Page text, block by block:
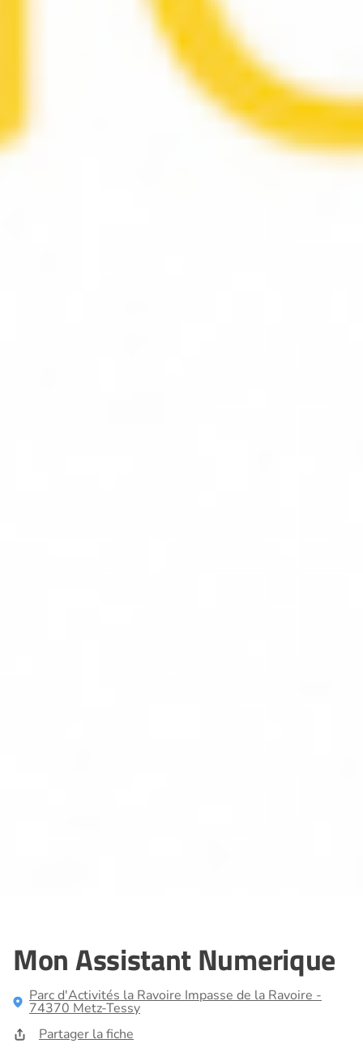
Mon Assistant Numerique
Parc d'Activités la Ravoire Impasse de la Ravoire -
74370 Metz-Tessy
Partager la fiche